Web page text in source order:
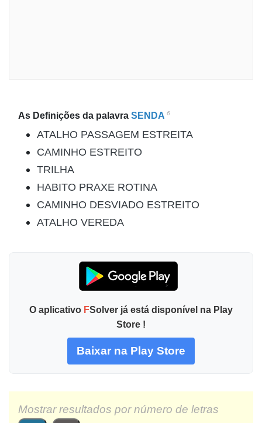
As Definições da palavra SENDA 6
ATALHO PASSAGEM ESTREITA
CAMINHO ESTREITO
TRILHA
HABITO PRAXE ROTINA
CAMINHO DESVIADO ESTREITO
ATALHO VEREDA
O aplicativo FSolver já está disponível na Play
Store !
Baixar na Play Store
Mostrar resultados por número de letras